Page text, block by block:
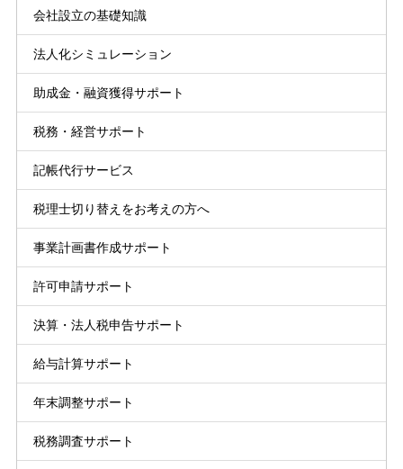
会社設立の基礎知識
法人化シミュレーション
助成金・融資獲得サポート
税務・経営サポート
記帳代行サービス
税理士切り替えをお考えの方へ
事業計画書作成サポート
許可申請サポート
決算・法人税申告サポート
給与計算サポート
年末調整サポート
税務調査サポート